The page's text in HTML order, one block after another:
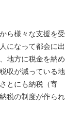
ら様々な支援を受
になって都会に出
地方に税金を納め
収が減っている地
とにも納税（寄
税の制度が作られ